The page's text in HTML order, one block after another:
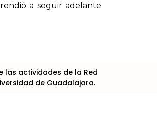
a seguir adelante
las actividades de la Red
de Guadalajara.